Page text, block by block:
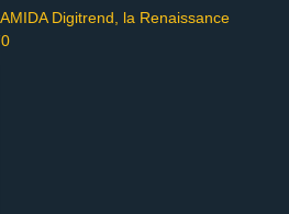
AMIDA Digitrend, la Renaissance